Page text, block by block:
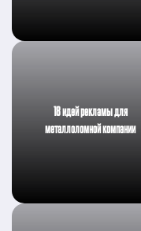
18 идей рекламы для
металлоломной компании